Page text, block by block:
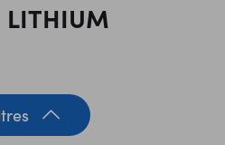
LITHIUM